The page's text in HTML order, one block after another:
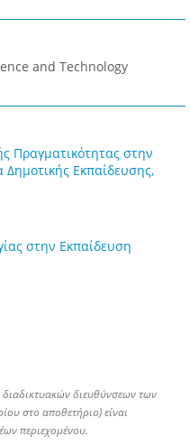
and Technology
Πραγματικότητας στην
Εκπαίδευσης,
στην Εκπαίδευση
διευθύνσεων των
στο αποθετήριο) είναι
περιεχομένου.